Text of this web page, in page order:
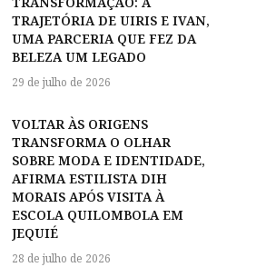
TRAJETÓRIA DE UIRIS E IVAN,
UMA PARCERIA QUE FEZ DA
BELEZA UM LEGADO
29 de julho de 2026
VOLTAR ÀS ORIGENS
TRANSFORMA O OLHAR
SOBRE MODA E IDENTIDADE,
AFIRMA ESTILISTA DIH
MORAIS APÓS VISITA À
ESCOLA QUILOMBOLA EM
JEQUIÉ
28 de julho de 2026